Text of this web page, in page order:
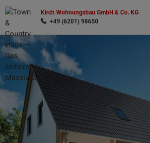
Kirch Wohnungsbau GmbH & Co. KG
+49 (6201) 98650
Wonach möchten Sie suchen?